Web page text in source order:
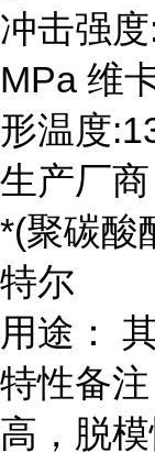
冲击强
MPa 维
形温度
生产厂
*(聚碳酸
特尔
用途：
特性备
高，脱